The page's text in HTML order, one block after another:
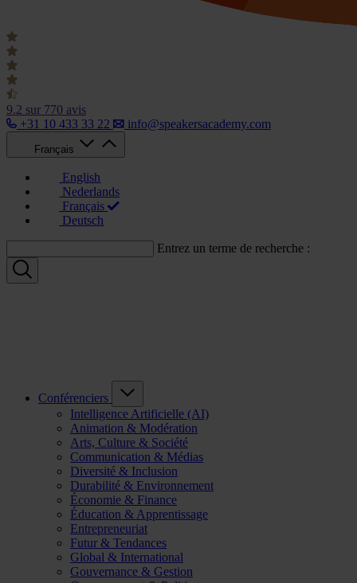
9.2 sur 770 avis
+31 10 433 33 22
info@speakersacademy.com
Français
English
Nederlands
Français
Deutsch
Entrez un terme de recherche :
Conférenciers
Intelligence Artificielle (AI)
Animation & Modération
Arts, Culture & Société
Communication & Médias
Diversité & Inclusion
Durabilité & Environnement
Économie & Finance
Éducation & Apprentissage
Entrepreneuriat
Futur & Tendances
Global & International
Gouvernance & Gestion